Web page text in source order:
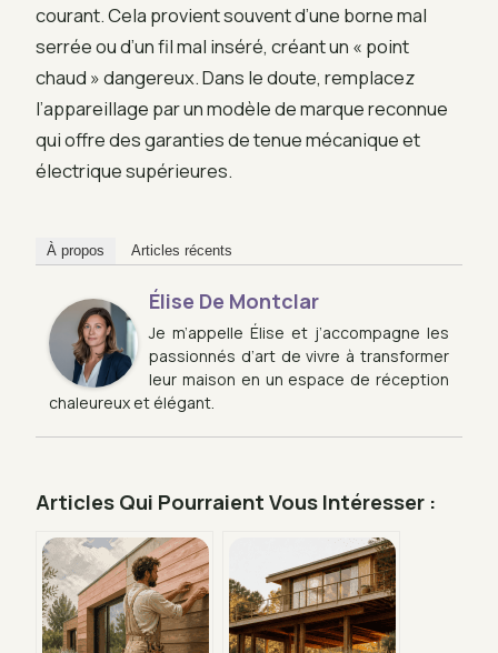
courant. Cela provient souvent d’une borne mal
serrée ou d’un fil mal inséré, créant un « point
chaud » dangereux. Dans le doute, remplacez
l’appareillage par un modèle de marque reconnue
qui offre des garanties de tenue mécanique et
électrique supérieures.
À propos Articles récents
Élise De Montclar
Je m’appelle Élise et j’accompagne les
passionnés d’art de vivre à transformer
leur maison en un espace de réception
chaleureux et élégant.
Articles Qui Pourraient Vous Intéresser :